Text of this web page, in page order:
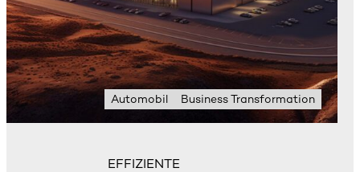
Automobil Business Transformation
EFFIZIENTE